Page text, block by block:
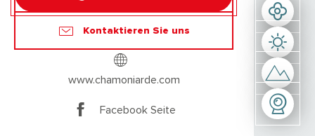
Kontaktieren Sie uns
www.chamoniarde.com
Facebook Seite